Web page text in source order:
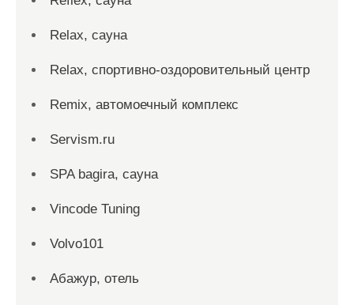
Relax, сауна
Relax, спортивно-оздоровительный центр
Remix, автомоечный комплекс
Servism.ru
SPA bagira, сауна
Vincode Tuning
Volvo101
Абажур, отель